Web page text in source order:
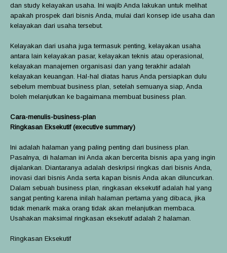
dan study kelayakan usaha. Ini wajib Anda lakukan untuk melihat
apakah prospek dari bisnis Anda, mulai dari konsep ide usaha dan
kelayakan dari usaha tersebut.
Kelayakan dari usaha juga termasuk penting, kelayakan usaha
antara lain kelayakan pasar, kelayakan teknis atau operasional,
kelayakan manajemen organisasi dan yang terakhir adalah
kelayakan keuangan. Hal-hal diatas harus Anda persiapkan dulu
sebelum membuat business plan, setelah semuanya siap, Anda
boleh melanjutkan ke bagaimana membuat business plan.
Cara-menulis-business-plan
Ringkasan Eksekutif (executive summary)
Ini adalah halaman yang paling penting dari business plan.
Pasalnya, di halaman ini Anda akan bercerita bisnis apa yang ingin
dijalankan. Diantaranya adalah deskripsi ringkas dari bisnis Anda,
inovasi dari bisnis Anda serta kapan bisnis Anda akan diluncurkan.
Dalam sebuah business plan, ringkasan eksekutif adalah hal yang
sangat penting karena inilah halaman pertama yang dibaca, jika
tidak menarik maka orang tidak akan melanjutkan membaca.
Usahakan maksimal ringkasan eksekutif adalah 2 halaman.
Ringkasan Eksekutif